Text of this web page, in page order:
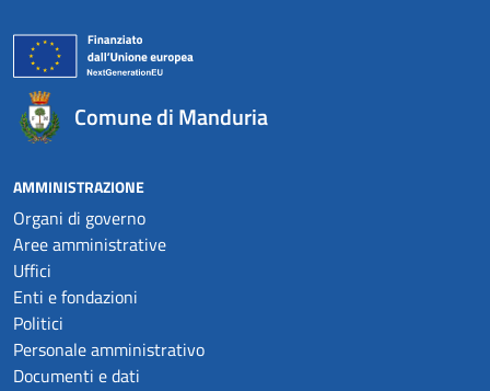
Comune di Manduria
AMMINISTRAZIONE
Organi di governo
Aree amministrative
Uffici
Enti e fondazioni
Politici
Personale amministrativo
Documenti e dati